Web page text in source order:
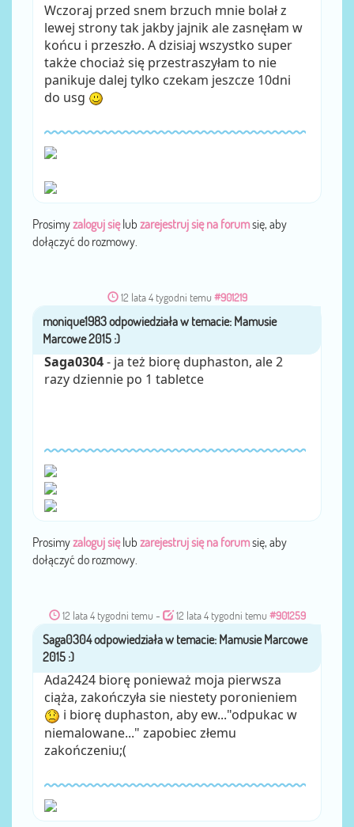
Wczoraj przed snem brzuch mnie bolał z
lewej strony tak jakby jajnik ale zasnęłam w
końcu i przeszło. A dzisiaj wszystko super
także chociaż się przestraszyłam to nie
panikuje dalej tylko czekam jeszcze 10dni
do usg
Prosimyzaloguj sięlub zarejestruj się na forumsię, aby
dołączyć do rozmowy.
12 lata 4 tygodni temu #901219
przezmonique1983
Saga0304- ja też biorę duphaston, ale 2
razy dziennie po 1 tabletce
Prosimyzaloguj sięlub zarejestruj się na forumsię, aby
dołączyć do rozmowy.
12 lata 4 tygodni temu - 12 lata 4 tygodni temu #901259
przezSaga0304
Ada2424 biorę ponieważ moja pierwsza
ciąża, zakończyła sie niestety poronieniem
i biorę duphaston, aby ew..."odpukac w
niemalowane..." zapobiec złemu
zakończeniu;(